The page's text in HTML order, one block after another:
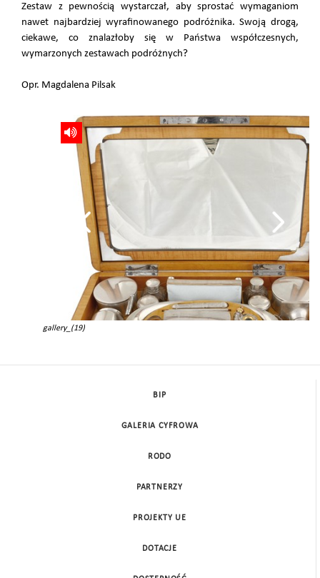
Zestaw z pewnością wystarczał, aby sprostać wymaganiom
nawet najbardziej wyrafinowanego podróżnika. Swoją drogą,
ciekawe, co znalazłoby się w Państwa współczesnych,
wymarzonych zestawach podróżnych?
Opr. Magdalena Pilsak
gallery_(19)
BIP
GALERIA CYFROWA
RODO
PARTNERZY
PROJEKTY UE
DOTACJE